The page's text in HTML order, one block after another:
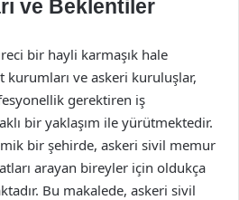
ve Beklentiler
bir hayli karmaşık hale
ve askeri kuruluşlar,
gerektiren iş
bir yaklaşım ile yürütmektedir.
bir şehirde, askeri sivil memur
arayan bireyler için oldukça
Bu makalede, askeri sivil